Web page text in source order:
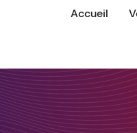
Accueil